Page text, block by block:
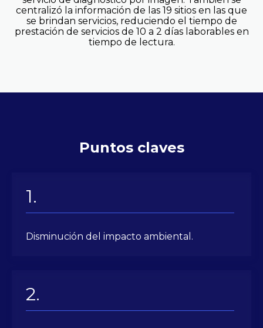
centralizó la información de las 19 sitios en las que
se brindan servicios, reduciendo el tiempo de
prestación de servicios de 10 a 2 días laborables en
tiempo de lectura.
Puntos claves
Disminución del impacto ambiental.